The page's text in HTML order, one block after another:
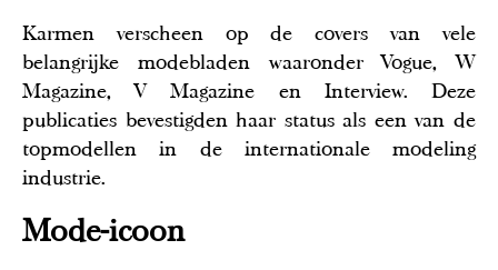
Karmen verscheen op de covers van vele
belangrijke modebladen waaronder Vogue, W
Magazine, V Magazine en Interview. Deze
publicaties bevestigden haar status als een van de
topmodellen in de internationale modeling
industrie.
Mode-icoon